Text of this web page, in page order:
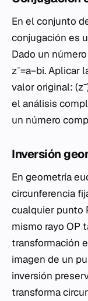
En el conjunto
conjugación es
Dado un
zˉ=a−bi. Aplicar
valor original:
el análisis
un número
Inversión
En geometría
circunferencia
cualquier punto
mismo rayo OP
transformación
imagen de un
inversión
transforma